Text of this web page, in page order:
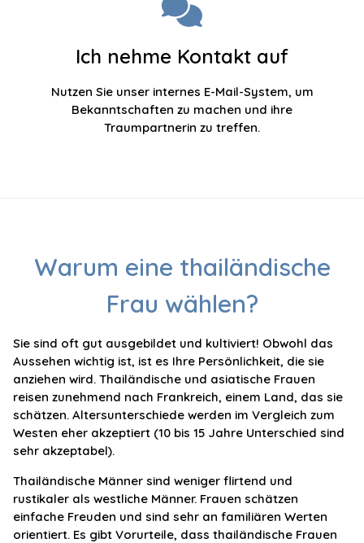
Ich nehme Kontakt auf
Nutzen Sie unser internes E-Mail-System, um
Bekanntschaften zu machen und ihre
Traumpartnerin zu treffen.
Warum eine thailändische
Frau wählen?
Sie sind oft gut ausgebildet und kultiviert! Obwohl das
Aussehen wichtig ist, ist es Ihre Persönlichkeit, die sie
anziehen wird. Thailändische und asiatische Frauen
reisen zunehmend nach Frankreich, einem Land, das sie
schätzen. Altersunterschiede werden im Vergleich zum
Westen eher akzeptiert (10 bis 15 Jahre Unterschied sind
sehr akzeptabel).
Thailändische Männer sind weniger flirtend und
rustikaler als westliche Männer. Frauen schätzen
einfache Freuden und sind sehr an familiären Werten
orientiert. Es gibt Vorurteile, dass thailändische Frauen